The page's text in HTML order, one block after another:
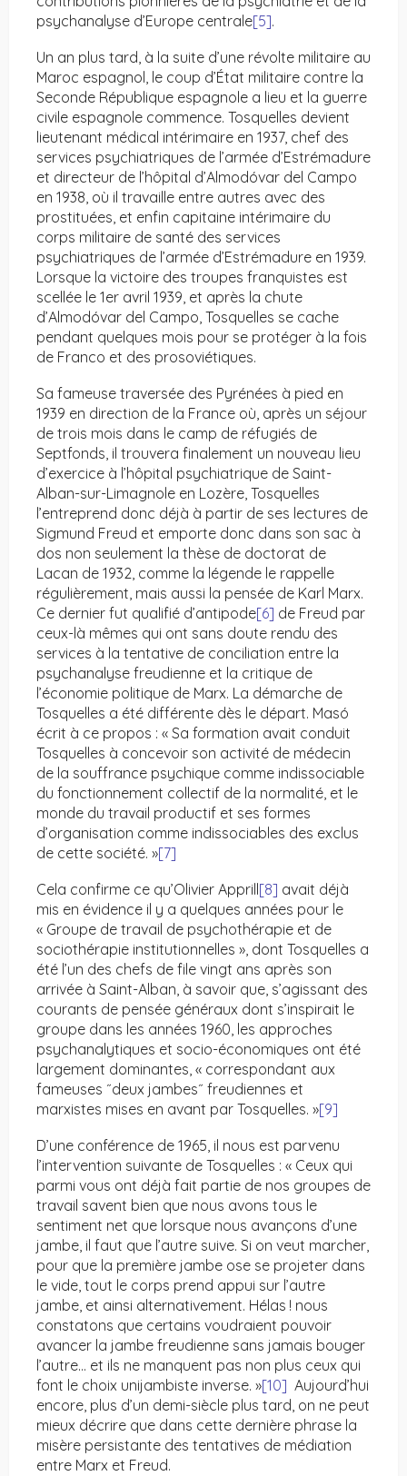
psychanalyse d’Europe centrale[5].
Un an plus tard, à la suite d’une révolte militaire au
Maroc espagnol, le coup d’État militaire contre la
Seconde République espagnole a lieu et la guerre
civile espagnole commence. Tosquelles devient
lieutenant médical intérimaire en 1937, chef des
services psychiatriques de l’armée d’Estrémadure
et directeur de l’hôpital d’Almodóvar del Campo
en 1938, où il travaille entre autres avec des
prostituées, et enfin capitaine intérimaire du
corps militaire de santé des services
psychiatriques de l’armée d’Estrémadure en 1939.
Lorsque la victoire des troupes franquistes est
scellée le 1er avril 1939, et après la chute
d’Almodóvar del Campo, Tosquelles se cache
pendant quelques mois pour se protéger à la fois
de Franco et des prosoviétiques.
Sa fameuse traversée des Pyrénées à pied en
1939 en direction de la France où, après un séjour
de trois mois dans le camp de réfugiés de
Septfonds, il trouvera finalement un nouveau lieu
d’exercice à l’hôpital psychiatrique de Saint-
Alban-sur-Limagnole en Lozère, Tosquelles
l’entreprend donc déjà à partir de ses lectures de
Sigmund Freud et emporte donc dans son sac à
dos non seulement la thèse de doctorat de
Lacan de 1932, comme la légende le rappelle
régulièrement, mais aussi la pensée de Karl Marx.
Ce dernier fut qualifié d’antipode[6] de Freud par
ceux-là mêmes qui ont sans doute rendu des
services à la tentative de conciliation entre la
psychanalyse freudienne et la critique de
l’économie politique de Marx. La démarche de
Tosquelles a été différente dès le départ. Masó
écrit à ce propos : « Sa formation avait conduit
Tosquelles à concevoir son activité de médecin
de la souffrance psychique comme indissociable
du fonctionnement collectif de la normalité, et le
monde du travail productif et ses formes
d’organisation comme indissociables des exclus
de cette société. »[7]
Cela confirme ce qu’Olivier Apprill[8] avait déjà
mis en évidence il y a quelques années pour le
« Groupe de travail de psychothérapie et de
sociothérapie institutionnelles », dont Tosquelles a
été l’un des chefs de file vingt ans après son
arrivée à Saint-Alban, à savoir que, s’agissant des
courants de pensée généraux dont s’inspirait le
groupe dans les années 1960, les approches
psychanalytiques et socio-économiques ont été
largement dominantes, « correspondant aux
fameuses ˝deux jambes˝ freudiennes et
marxistes mises en avant par Tosquelles. »[9]
D’une conférence de 1965, il nous est parvenu
l’intervention suivante de Tosquelles : « Ceux qui
parmi vous ont déjà fait partie de nos groupes de
travail savent bien que nous avons tous le
sentiment net que lorsque nous avançons d’une
jambe, il faut que l’autre suive. Si on veut marcher,
pour que la première jambe ose se projeter dans
le vide, tout le corps prend appui sur l’autre
jambe, et ainsi alternativement. Hélas ! nous
constatons que certains voudraient pouvoir
avancer la jambe freudienne sans jamais bouger
l’autre… et ils ne manquent pas non plus ceux qui
font le choix unijambiste inverse. »[10] Aujourd’hui
encore, plus d’un demi-siècle plus tard, on ne peut
mieux décrire que dans cette dernière phrase la
misère persistante des tentatives de médiation
entre Marx et Freud.